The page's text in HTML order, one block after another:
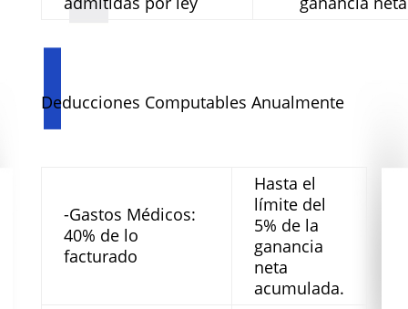
Deducciones Computables Anualmente
-Gastos Médicos:
40% de lo
facturado
Hasta el
límite del
5% de la
ganancia
neta
acumulada.